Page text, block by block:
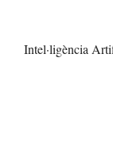
Intel·ligència